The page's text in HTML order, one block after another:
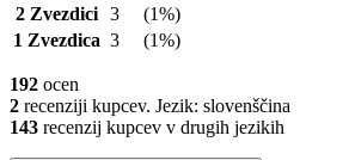
2 Zvezdici 3
(1%)
1 Zvezdica 3 (1%)
192 ocen
2 recenziji kupcev. Jezik: slovenščina
143 recenzij kupcev v drugih jezikih